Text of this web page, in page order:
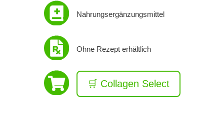
Nahrungsergänzungsmittel
Ohne Rezept erhältlich
🛒 Collagen Select